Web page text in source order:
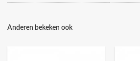
Anderen bekeken ook